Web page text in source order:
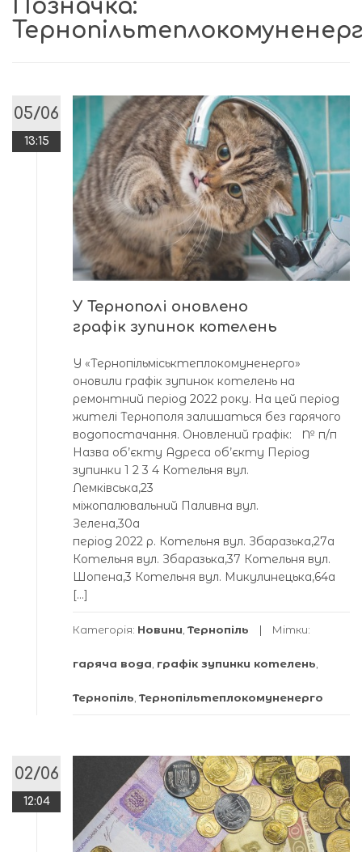
Позначка:
05/06
13:15
У Тернополі оновлено
графік зупинок котелень
У «Тернопільміськтеплокомуненерго»
оновили графік зупинок котелень на
ремонтний період 2022 pоку. На цей період
жителі Тернополя залишаться без гарячого
водопостачання. Оновлений графік: № п/п
Назва об’єкту Адреса об’єкту Період
зупинки 1 2 3 4 Котельня вул.
Лемківська,23
міжопалювальний Паливна вул.
Зелена,30а
період 2022 р. Котельня вул. Збаразька,27а
Котельня вул. Збаразька,37 Котельня вул.
Шопена,3 Котельня вул. Микулинецька,64а
[…]
Категорія: Новини Тернопіль Мітки:
гаряча вода графік зупинки котелень
Тернопіль Тернопільтеплокомуненерго
02/06
12:04